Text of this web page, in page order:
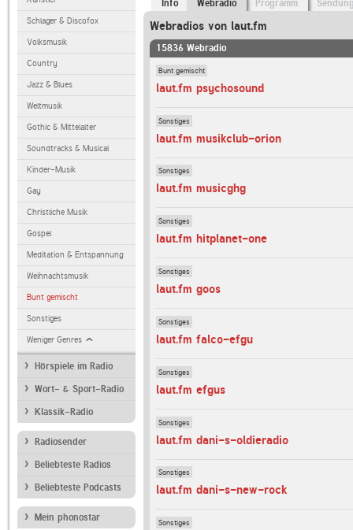
Schlager & Discofox
Volksmusik
Country
Jazz & Blues
Weltmusik
Gothic & Mittelalter
Soundtracks & Musical
Kinder-Musik
Gay
Christliche Musik
Gospel
Meditation & Entspannung
Weihnachtsmusik
Bunt gemischt
Sonstiges
Weniger Genres
Hörspiele im Radio
Wort- & Sport-Radio
Klassik-Radio
Radiosender
Beliebteste Radios
Beliebteste Podcasts
Mein phonostar
Info Webradio Programm
Webradios von laut.fm
15836 Webradio
Bunt gemischt
laut.fm psychosound
Sonstiges
laut.fm musikclub-orion
Sonstiges
laut.fm musicghg
Sonstiges
laut.fm hitplanet-one
Sonstiges
laut.fm goos
Sonstiges
laut.fm falco-efgu
Sonstiges
laut.fm efgus
Sonstiges
laut.fm dani-s-oldieradio
Sonstiges
laut.fm dani-s-new-rock
Sonstiges